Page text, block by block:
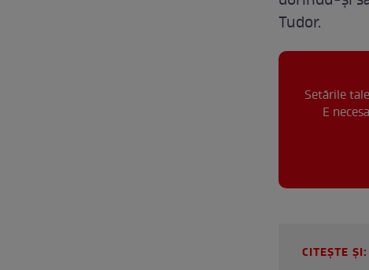
Tudor.
Setările
E
CITEȘTE ȘI: